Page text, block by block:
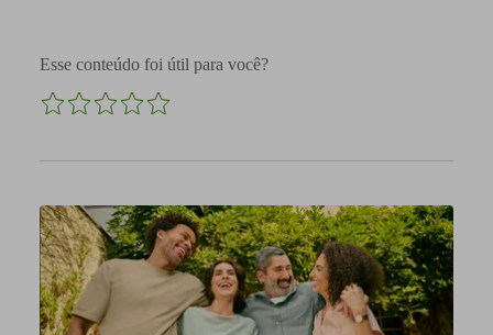
Esse conteúdo foi útil para você?